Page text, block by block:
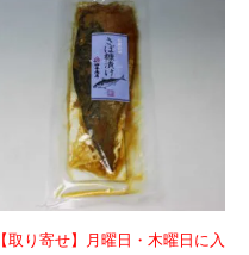
【取り寄せ】月曜日・木曜日に入